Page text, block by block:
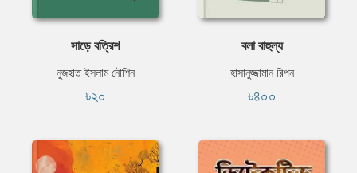
সাড়ে বত্রিশ
নুজহাত ইসলাম নৌশিন
৳২০
বলা বাহুল্য
হাসানুজ্জামান রিপন
৳৪০০